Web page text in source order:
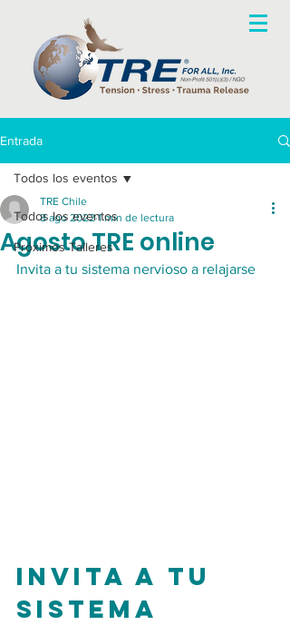
Entrada
Todos los eventos
Próximos Talleres
Todos los eventos
Agosto TRE online
TRE Chile
8 ago 2022 1 min de lectura
Invita a tu sistema nervioso a relajarse
Invita a tu
sistema